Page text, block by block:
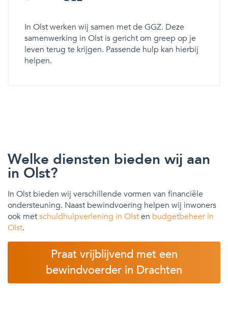
In Olst werken wij samen met de GGZ. Deze
samenwerking in Olst is gericht om greep op je
leven terug te krijgen. Passende hulp kan hierbij
helpen.
Welke diensten bieden wij aan
in Olst?
In Olst bieden wij verschillende vormen van financiële
ondersteuning. Naast bewindvoering helpen wij inwoners
ook metschuldhulpverlening in Olsten budgetbeheer in
Olst.
Praat vrijblijvend met een
bewindvoerder in Drachten